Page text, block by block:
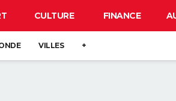
CULTURE FINANCE
VILLES +